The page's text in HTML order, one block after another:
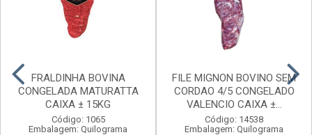
FRALDINHA BOVINA
CONGELADA MATURATTA
CAIXA ± 15KG
Código: 1065
Embalagem: Quilograma
FILE MIGNON BOVINO SEM
CORDAO 4/5 CONGELADO
VALENCIO CAIXA ±...
Código: 14538
Embalagem: Quilograma